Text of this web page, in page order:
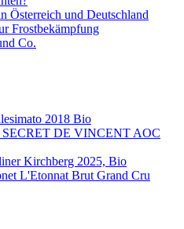
Österreich und Deutschland
Frostbekämpfung
Co.
2018 Bio
SECRET DE VINCENT AOC
Kirchberg 2025, Bio
L'Etonnat Brut Grand Cru